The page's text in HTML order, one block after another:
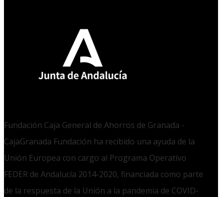
Fundación Caja General de Ahorros de Granada -
CajaGranada Fundación ha recibido una ayuda de la
Unión Europea con cargo al Programa Operativo
FEDER de Andalucía 2014-2020, financiada como parte
de la respuesta de la Unión a la pandemia de COVID-